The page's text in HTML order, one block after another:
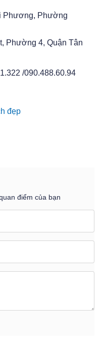
Phương, Phường
Phường 4, Quận Tân
/090.488.60.94
đẹp
điểm của bạn